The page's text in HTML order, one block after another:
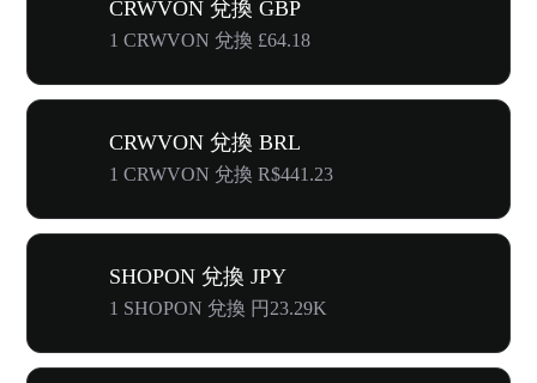
CRWVON 兌換 GBP
1 CRWVON 兌換 £64.18
CRWVON 兌換 BRL
1 CRWVON 兌換 R$441.23
SHOPON 兌換 JPY
1 SHOPON 兌換 円23.29K